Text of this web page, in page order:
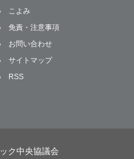
こよみ
免責・注意事項
お問い合わせ
サイトマップ
RSS
ク中央協議会